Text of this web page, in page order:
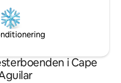
i Cape